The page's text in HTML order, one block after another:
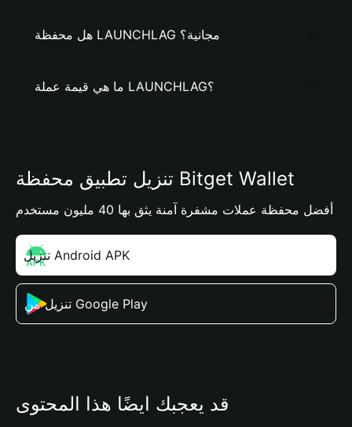
هل محفظة LAUNCHLAG مجانية؟
ما هي قيمة عملة LAUNCHLAG؟
تنزيل تطبيق محفظة Bitget Wallet
أفضل محفظة عملات مشفرة آمنة يثق بها 40 مليون مستخدم
تنزيل Android APK
تنزيل من Google Play
قد يعجبك أيضًا هذا المحتوى